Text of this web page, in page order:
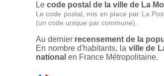
Le code postal de la ville de La
Le code postal, mis en place par La
(un code unique par commune).
Au dernier recensement de la
En nombre d'habitants, la ville de
national en France Métropolitaine.